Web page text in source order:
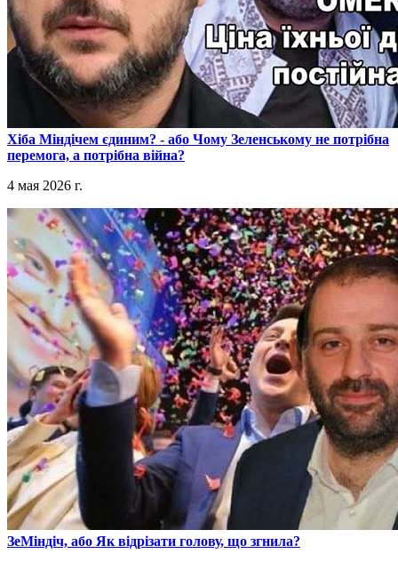
​Хіба Міндічем єдиним? - або Чому Зеленському не потрібна
перемога, а потрібна війна?
4 мая 2026 г.
​ЗеМіндіч, або Як відрізати голову, що згнила?